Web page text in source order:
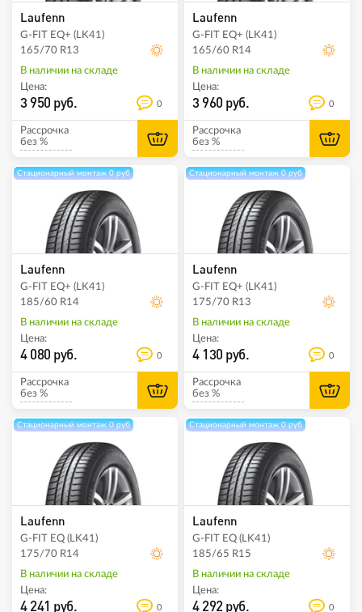
Laufenn
G-FIT EQ+ (LK41)
165/70 R13
В наличии на складе
Цена:
3 950 руб. 0
Рассрочка
без %
Laufenn
G-FIT EQ+ (LK41)
165/60 R14
В наличии на складе
Цена:
3 960 руб. 0
Рассрочка
без %
Стационарный монтаж 0 руб
Laufenn
G-FIT EQ+ (LK41)
185/60 R14
В наличии на складе
Цена:
4 080 руб. 0
Рассрочка
без %
Стационарный монтаж 0 руб
Laufenn
G-FIT EQ+ (LK41)
175/70 R13
В наличии на складе
Цена:
4 130 руб. 0
Рассрочка
без %
Стационарный монтаж 0 руб
Laufenn
G-FIT EQ (LK41)
175/70 R14
В наличии на складе
Цена:
4 241 руб. 0
Стационарный монтаж 0 руб
Laufenn
G-FIT EQ (LK41)
185/65 R15
В наличии на складе
Цена:
4 292 руб. 0